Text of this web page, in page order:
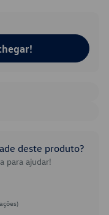
deste produto?
para ajudar!